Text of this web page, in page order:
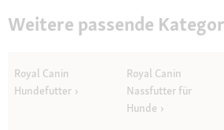
Weitere passende
Royal Canin
Hundefutter
Royal Canin
Nassfutter für
Hunde